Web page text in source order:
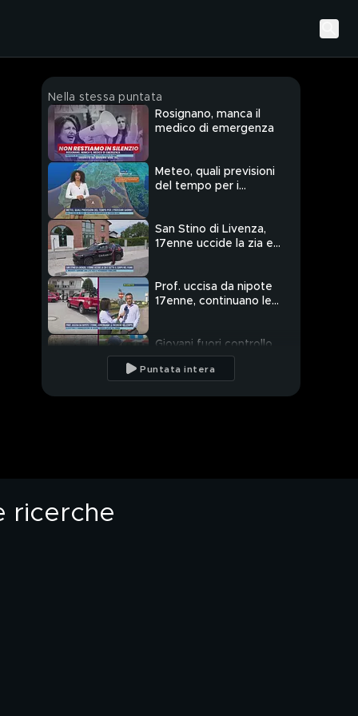
Nella stessa puntata
Rosignano, manca il
medico di emergenza
Meteo, quali previsioni
del tempo per i
San Stino di Livenza,
17enne uccide la zia e
Prof. uccisa da nipote
17enne, continuano le
Giovani fuori controllo
e violenze, il caso di
San Stino di Livenza
Puntata intera
ricerche